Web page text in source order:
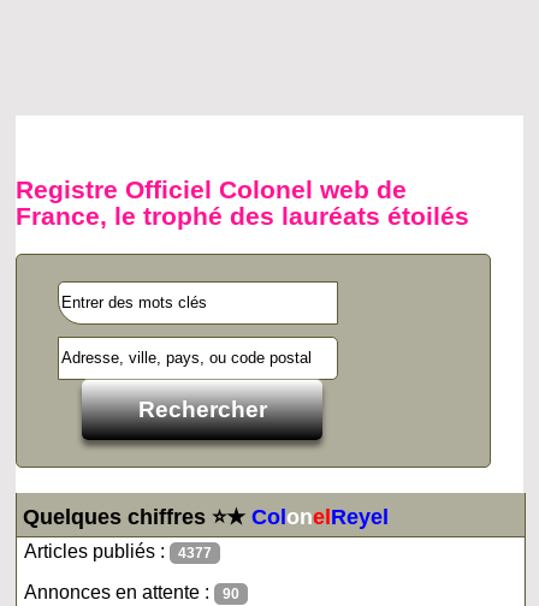
Registre Officiel Colonel web de
France, le trophé des lauréats étoilés
Quelques chiffres ⭐★ColonelReyel
Articles publiés : 4377
Annonces en attente : 90